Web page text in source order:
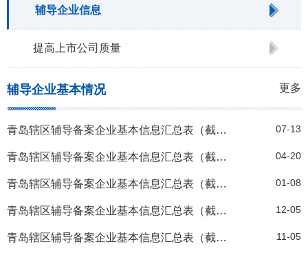
辅导企业信息
提高上市公司质量
辅导企业基本情况 更多
青岛辖区辅导备案企业基本信息汇总表（截至2026年7月10日) 07-13
青岛辖区辅导备案企业基本信息汇总表（截至2026年3月31日) 04-20
青岛辖区辅导备案企业基本信息汇总表（截至2025年12月31日) 01-08
青岛辖区辅导备案企业基本信息汇总表（截至2025年11月30日) 12-05
青岛辖区辅导备案企业基本信息汇总表（截至2025年10月31日) 11-05